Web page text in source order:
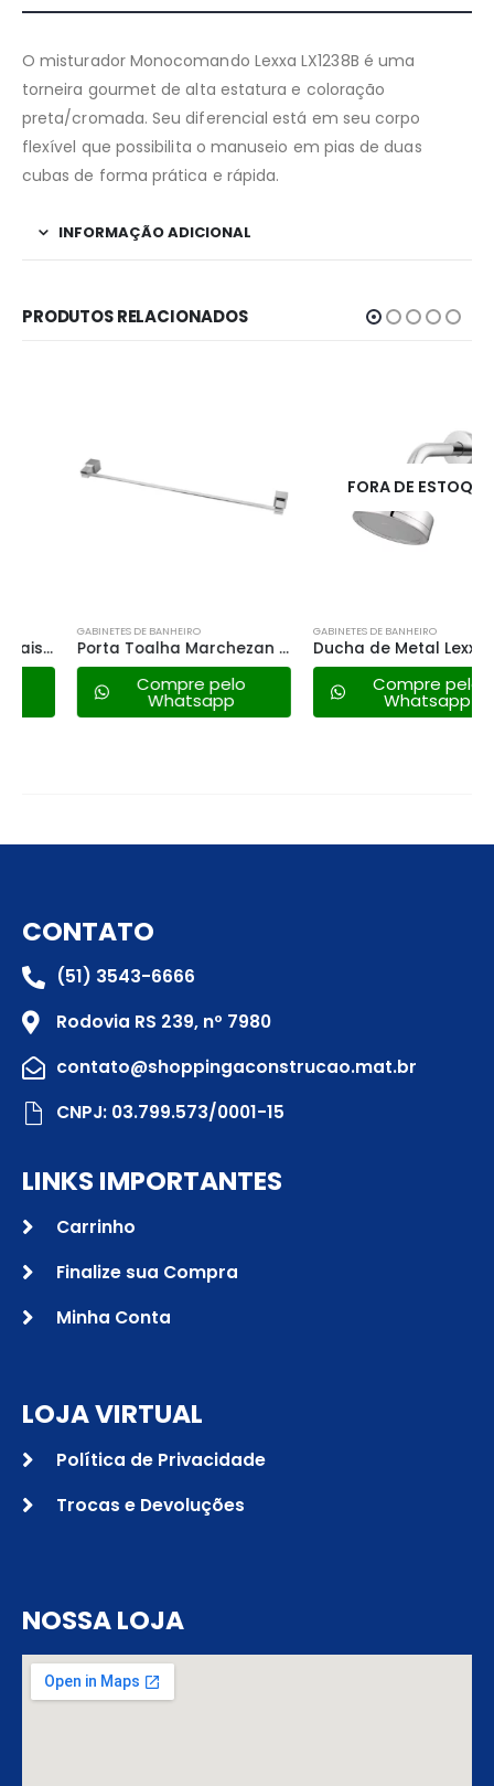
O misturador Monocomando Lexxa LX1238B é uma
torneira gourmet de alta estatura e coloração
preta/cromada. Seu diferencial está em seu corpo
flexível que possibilita o manuseio em pias de duas
cubas de forma prática e rápida.
INFORMAÇÃO ADICIONAL
PRODUTOS RELACIONADOS
GABINETES DE BANHEIRO
Porta Toalha Marchezan Reto Square
Compre pelo
Whatsapp
FORA DE ESTOQUE
GABINETES DE BANHEIRO
Ducha de Metal Lexxa Bagno – Lx31
Compre pelo
Whatsapp
CONTATO
(51) 3543-6666
Rodovia RS 239, nº 7980
contato@shoppingaconstrucao.mat.br
CNPJ: 03.799.573/0001-15
LINKS IMPORTANTES
Carrinho
Finalize sua Compra
Minha Conta
LOJA VIRTUAL
Política de Privacidade
Trocas e Devoluções
NOSSA LOJA